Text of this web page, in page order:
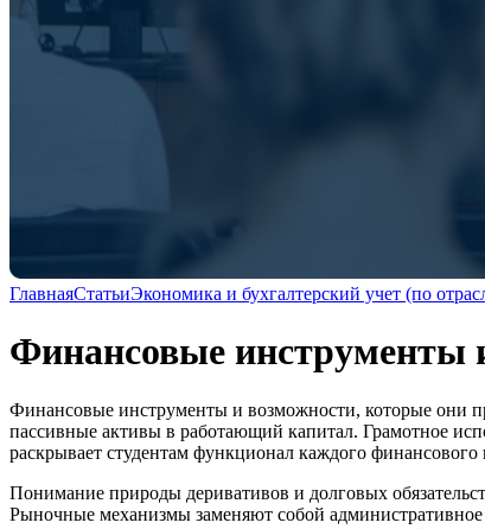
ГлавнаяСтатьиЭкономика и бухгалтерский учет (по
Финансовые инструменты
Финансовые инструменты и возможности, которые они
пассивные активы в работающий капитал. Грамотное
раскрывает студентам функционал каждого
Понимание природы деривативов и долговых
Рыночные механизмы заменяют собой